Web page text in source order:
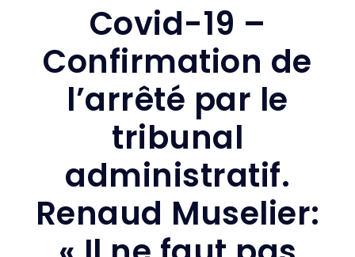
Covid-19 –
Confirmation de
l’arrêté par le
tribunal
administratif.
Renaud Muselier: